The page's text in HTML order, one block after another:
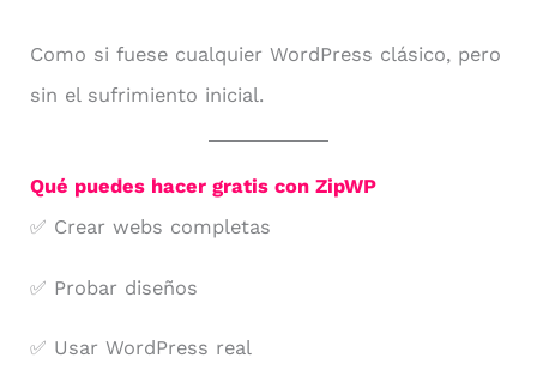
Como si fuese cualquier WordPress clásico, pero
sin el sufrimiento inicial.
Qué puedes hacer gratis con ZipWP
✅ Crear webs completas
✅ Probar diseños
✅ Usar WordPress real